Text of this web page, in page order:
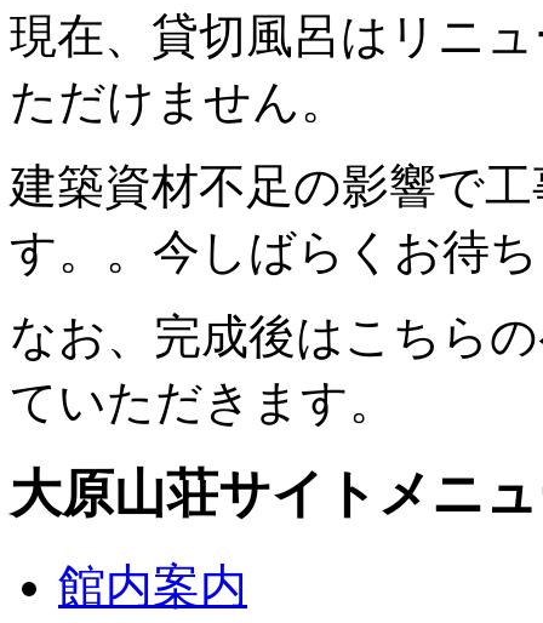
現在、貸切風呂はリニ
ただけません。
建築資材不足の影響で
す。。今しばらくお待
なお、完成後はこちら
ていただきます。
大原山荘サイトメニ
館内案内